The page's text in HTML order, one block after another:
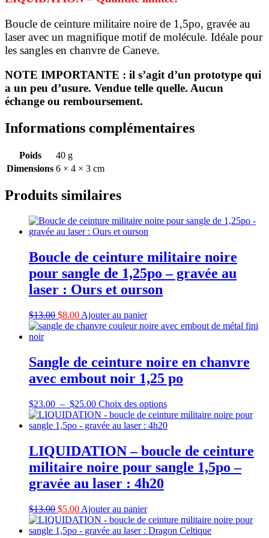
-
gravée
au
laser
Molécule
Boucle de ceinture militaire noire de 1,5po, gravée au
laser avec un magnifique motif de molécule. Idéale pour
les sangles en chanvre de Caneve.
NOTE IMPORTANTE : il s’agit d’un prototype qui
a un peu d’usure. Vendue telle quelle. Aucun
échange ou remboursement.
Informations complémentaires
Poids
40 g
Dimensions 6 × 4 × 3 cm
Produits similaires
Boucle de ceinture militaire noire
pour sangle de 1,25po – gravée au
laser : Ours et ourson
$13.00 Le
prix
$13.00.
$8.00Le
prix
$8.00.
Ajouter au panier
Sangle de ceinture noire en chanvre
avec embout noir 1,25 po
$23.00 – $25.00Plage
de
prix :
à
$25.00
Choix des optionsCe
produit
a
variations.
Les
options
la
page
LIQUIDATION – boucle de ceinture
militaire noire pour sangle 1,5po –
gravée au laser : 4h20
$13.00 Le
prix
initial
$5.00Le
prix
actuel
Ajouter au panier